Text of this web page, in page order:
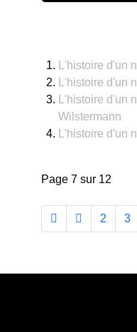
L'histoire d'un
L'histoire d'un
L'histoire d'un
Wilstermann
L'histoire d'un
Page 7 sur 12
2 3